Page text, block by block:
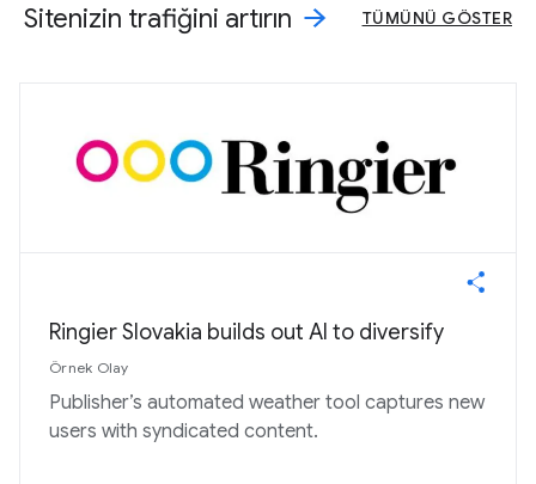
Sitenizin trafiğini artırın TÜMÜNÜ GÖSTER
Ringier Slovakia builds out AI to diversify
Örnek Olay
Publisher’s automated weather tool captures new
users with syndicated content.